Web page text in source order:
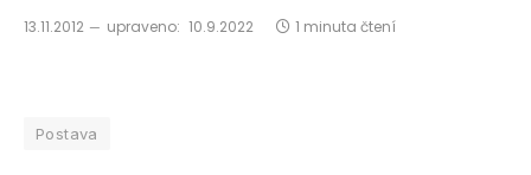
13.11.2012 upraveno: 10.9.2022 1 minuta čtení
Postava